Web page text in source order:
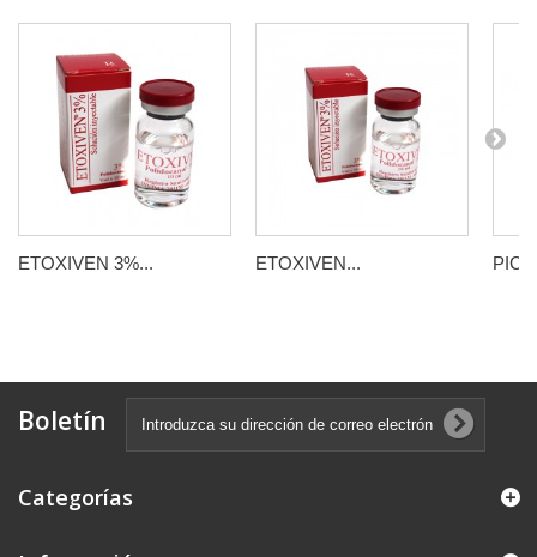
ETOXIVEN 3%... ETOXIVEN...
Boletín
Categorías